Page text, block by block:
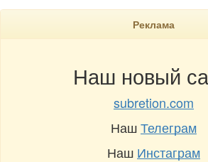
Реклама
Наш новый
subretion.com
НашТелеграм
Наш Инстаграм